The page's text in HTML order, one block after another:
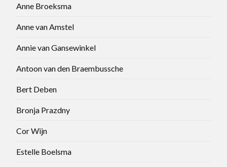
Anne Broeksma
Anne van Amstel
Annie van Gansewinkel
Antoon van den Braembussche
Bert Deben
Bronja Prazdny
Cor Wijn
Estelle Boelsma